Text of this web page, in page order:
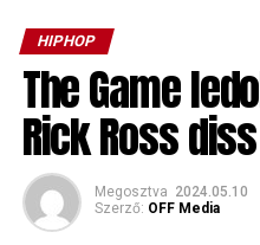
HIPHOP
The Game
Rick Ross
Megosztva 2024.05.10
Szerző: OFF Media